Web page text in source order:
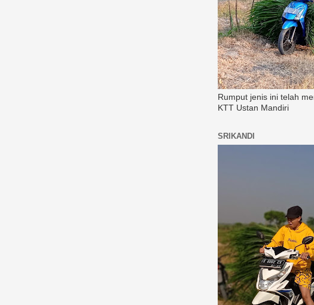
Rumput jenis ini telah
KTT Ustan Mandiri
SRIKANDI